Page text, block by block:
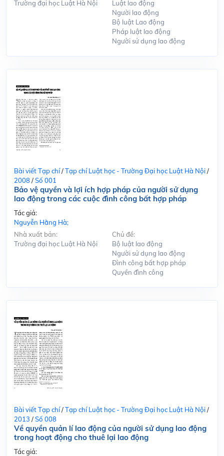
Trường đại học Luật Hà Nội
Luật lao động
Người lao động
Bộ luật Lao động
Pháp luật lao động
Người sử dụng lao động
Bài viết Tạp chí/Tạp chí Luật học - Trường Đại học Luật Hà Nội/
2008/Số 001
Bảo vệ quyền và lợi ích hợp pháp của người sử dụng
lao động trong các cuộc đình công bất hợp pháp
Tác giả:
Nguyễn Hằng Hà;
Nhà xuất bản:
Trường đại học Luật Hà Nội
Chủ đề:
Bộ luật lao động
Người sử dụng lao động
Đình công bất hợp pháp
Quyền đình công
Bài viết Tạp chí/Tạp chí Luật học - Trường Đại học Luật Hà Nội/
2013 /Số 008
Về quyền quản lí lao động của người sử dụng lao động
trong hoạt động cho thuê lại lao động
Tác giả: